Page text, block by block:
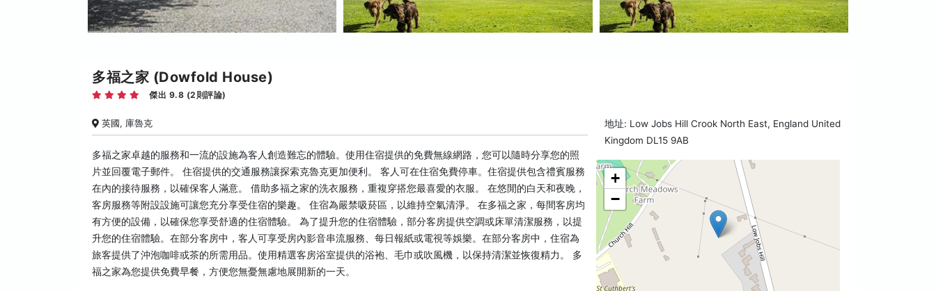
多福之家 (Dowfold House)
傑出 9.8 (2則評論)
英國, 庫魯克
多福之家卓越的服務和一流的設施為客人創造難忘的體驗。使用住宿提供的免費無線網路，您可以隨時分享您的照
片並回覆電子郵件。 住宿提供的交通服務讓探索克魯克更加便利。 客人可在住宿免費停車。住宿提供包含禮賓服務
在內的接待服務，以確保客人滿意。 借助多福之家的洗衣服務，重複穿搭您最喜愛的衣服。 在悠閒的白天和夜晚，
客房服務等附設設施可讓您充分享受住宿的樂趣。 住宿為嚴禁吸菸區，以維持空氣清淨。 在多福之家，每間客房均
有方便的設備，以確保您享受舒適的住宿體驗。 為了提升您的住宿體驗，部分客房提供空調或床單清潔服務，以提
升您的住宿體驗。在部分客房中，客人可享受房內影音串流服務、每日報紙或電視等娛樂。在部分客房中，住宿為
旅客提供了沖泡咖啡或茶的所需用品。使用精選客房浴室提供的浴袍、毛巾或吹風機，以保持清潔並恢復精力。 多
福之家為您提供免費早餐，方便您無憂無慮地展開新的一天。
地址: Low Jobs Hill Crook North East, England United
Kingdom DL15 9AB
+
−